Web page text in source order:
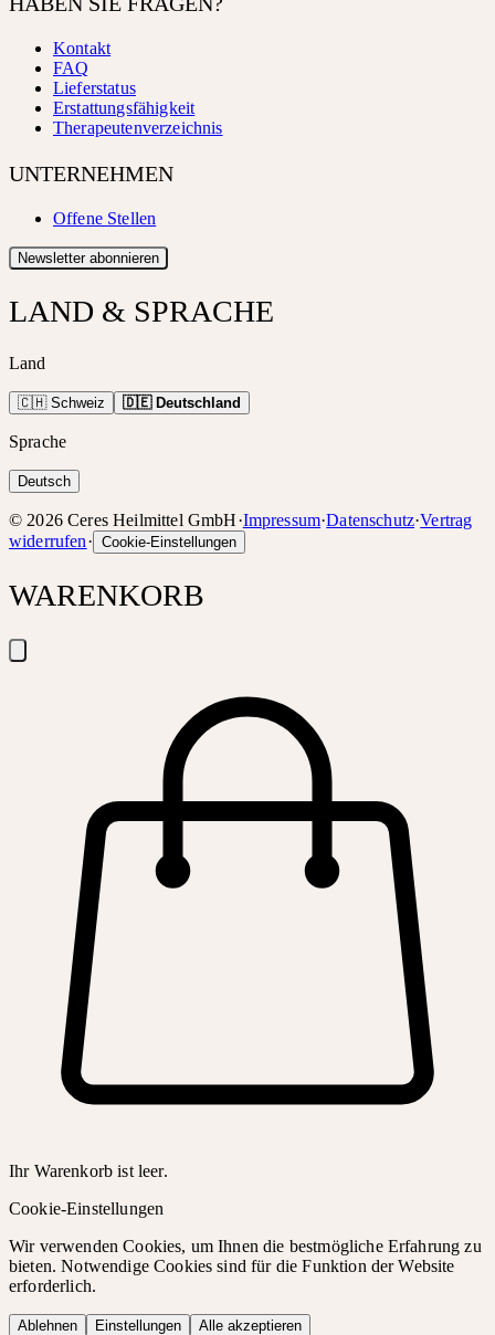
Kontakt
FAQ
Lieferstatus
Erstattungsfähigkeit
Therapeutenverzeichnis
UNTERNEHMEN
Offene Stellen
Newsletter abonnieren
LAND & SPRACHE
Land
🇨🇭 Schweiz 🇩🇪 Deutschland
Sprache
Deutsch
© 2026 Ceres Heilmittel GmbH·Impressum·Datenschutz·Vertrag
widerrufen· Cookie-Einstellungen
WARENKORB
Ihr Warenkorb ist leer.
Cookie-Einstellungen
Wir verwenden Cookies, um Ihnen die bestmögliche Erfahrung zu
bieten. Notwendige Cookies sind für die Funktion der Website
erforderlich.
Ablehnen Einstellungen Alle akzeptieren